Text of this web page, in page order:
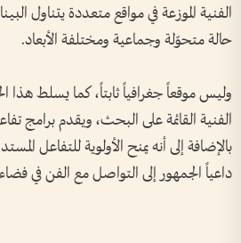
الفنية الموزعة في مواقع متعددة يتناول
حالة متحوّلة وجماعية ومختلفة الأبعاد.
وليس موقعاً جغرافياً ثابتاً، كما يسلط
الفنية القائمة على البحث، ويقدم برامج
بالإضافة إلى أنه يمنح الأولوية للتفاعل
داعياً الجمهور إلى التواصل مع الفن في